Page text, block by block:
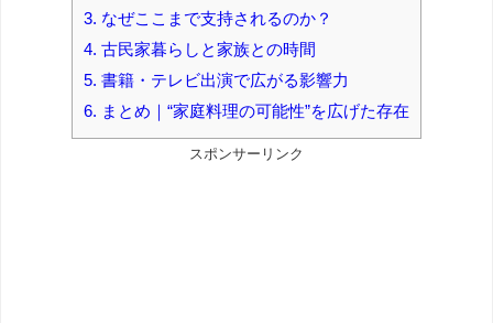
3. なぜここまで支持されるのか？
4. 古民家暮らしと家族との時間
5. 書籍・テレビ出演で広がる影響力
6. まとめ｜“家庭料理の可能性”を広げた存在
スポンサーリンク